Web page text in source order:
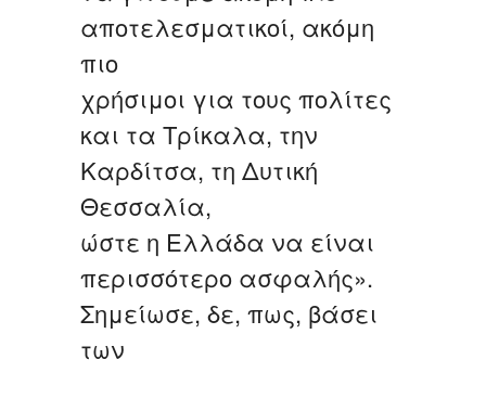
αποτελεσματικοί, ακόμη
πιο
χρήσιμοι για τους πολίτες
και τα Τρίκαλα, την
Καρδίτσα, τη Δυτική
Θεσσαλία,
ώστε η Ελλάδα να είναι
περισσότερο ασφαλής».
Σημείωσε, δε, πως, βάσει
των